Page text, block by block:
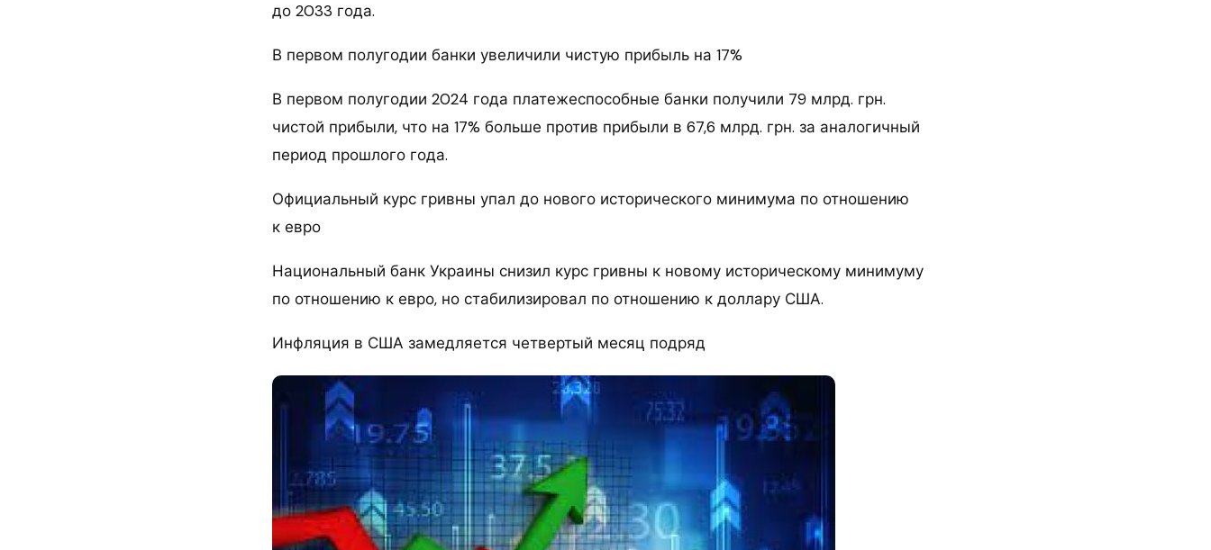
до 2033 года.
В первом полугодии банки увеличили чистую прибыль на 17%
В первом полугодии 2024 года платежеспособные банки получили 79 млрд. грн.
чистой прибыли, что на 17% больше против прибыли в 67,6 млрд. грн. за аналогичный
период прошлого года.
Официальный курс гривны упал до нового исторического минимума по отношению
к евро
Национальный банк Украины снизил курс гривны к новому историческому минимуму
по отношению к евро, но стабилизировал по отношению к доллару США.
Инфляция в США замедляется четвертый месяц подряд